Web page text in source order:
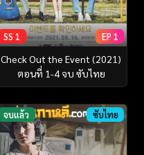
SS 1 EP 1
Check Out the Event (2021)
ตอนที่ 1-4 จบ ซับไทย
จบแล้ว ซับไทย